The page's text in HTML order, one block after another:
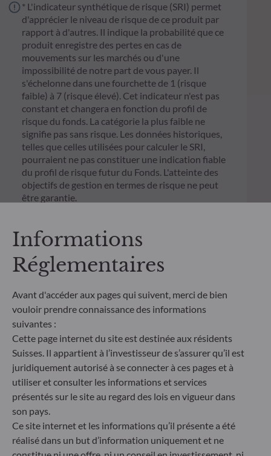
* L'indicateur synthétique de risque (SRI) permet
d'apprécier le niveau de risque de ce produit par
rapport à d'autres. Il indique la probabilité que ce
produit enregistre des pertes en cas de
mouvements sur les marchés ou d'une
impossibilité de notre part de vous payer. Il
s'échelonne dans une fourchette de 1 (risque
faible) à 7 (risque élevé). Cet indicateur n'est pas
constant et changera en fonction du profil de
risque du fonds. La catégorie la plus faible ne
signifie pas sans risque. Les données historiques,
telles que celles utilisées pour calculer le SRI,
pourraient ne pas constituer une indication fiable
du profil de risque futur du Fonds. L'atteinte des
objectifs de gestion en termes de risque ne peut
être garantie.
ODDO BHF Asset Management SAS*
12 boulevard de la Madeleine
75440 Paris Cedex 09
France
Informations
Réglementaires
Avant d'accéder aux pages qui suivent, merci de bien
vouloir prendre connaissance des informations
suivantes :
Cette page internet du site est destinée aux résidents
Suisses. Il appartient à l’investisseur de s’assurer qu’il est
juridiquement autorisé à se connecter à ces pages et à
utiliser et consulter les informations et services
présentés sur le site au regard des lois en vigueur dans
son pays.
Ce site internet et les informations qu’il présente a été
réalisé dans un but d’information uniquement et ne